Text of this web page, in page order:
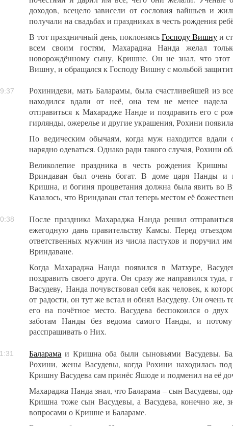
доходов, всецело зависели от сословия вайшьев и
получали на свадьбах и праздниках в честь рождения
В тот праздничный день, поклоняясь Господу Вишну и
всем своим гостям, Махараджа Нанда желал
новорождённому сыну, Кришне. Он не знал, что этот
Вишну, и обращался к Господу Вишну с мольбой
Рохинидеви, мать Баларамы, была счастливейшей из
находился вдали от неё, она тем не менее надела
отправиться к Махарадже Нанде и поздравить его с
гирлянды, ожерелье и другие украшения, Рохини
По ведическим обычаям, когда муж находится
нарядно одеваться. Однако ради такого случая, Рохини
Великолепие праздника в честь рождения Кришны
Вриндаван был очень богат. В доме царя Нанды
Кришна, и богиня процветания должна была явить во
Казалось, что Вриндаван стал теперь местом её
После праздника Махараджа Нанда решил
ежегодную дань правительству Камсы. Перед
ответственных мужчин из числа пастухов и поручил им
Вриндаване.
Когда Махараджа Нанда появился в Матхуре,
поздравить своего друга. Он сразу же направился туда,
Васудеву, Нанда почувствовал себя как человек, к
от радости, он тут же встал и обнял Васудеву. Он очень
его на почётное место. Васудева беспокоился о
заботам Нанды без ведома самого Нанды, и
расспрашивать о Них.
Баларама и Кришна оба были сыновьями Васудевы.
Рохини, жены Васудевы, когда Рохини находилась
Кришну Васудева сам принёс Яшоде и подменил на её
Махараджа Нанда знал, что Баларама – сын Васудевы,
Кришна тоже сын Васудевы, а Васудева, конечно же,
вопросами о Кришне и Балараме.